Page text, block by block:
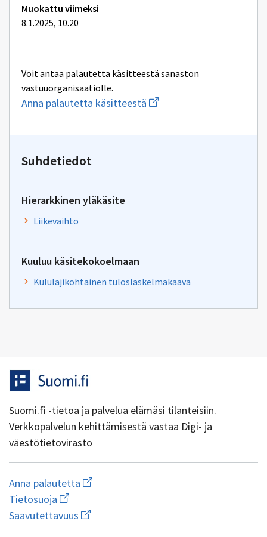
Muokattu viimeksi
8.1.2025, 10.20
Voit antaa palautetta käsitteestä sanaston
vastuuorganisaatiolle.
Anna palautetta käsitteestä Aloita
uuden
Suhdetiedot
Hierarkkinen yläkäsite
Liikevaihto
Kuuluu käsitekokoelmaan
Kululajikohtainen tuloslaskelmakaava
Suomi.fi -tietoa ja palvelua elämäsi tilanteisiin.
Verkkopalvelun kehittämisestä vastaa Digi- ja
väestötietovirasto
Anna palautetta Aloita
uuden
kirjoitus
osoitteeseen
Tietosuoja Avaa
linkki
uuteen
Saavutettavuus Avaa
linkki